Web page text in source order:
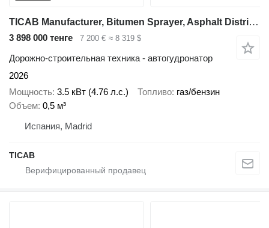
TICAB Manufacturer, Bitumen Sprayer, Asphalt Distributor, 500L
3 898 000 тенге 7 200 € ≈ 8 319 $
Дорожно-строительная техника - автогудронатор
2026
Мощность 3.5 кВт (4.76 л.с.) Топливо газ/бензин
Объем 0,5 м³
Испания, Madrid
ТІСАВ